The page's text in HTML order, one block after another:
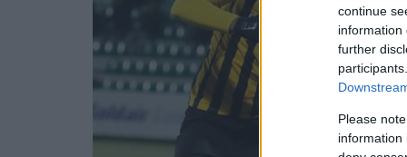
continue
information
further
Please
information